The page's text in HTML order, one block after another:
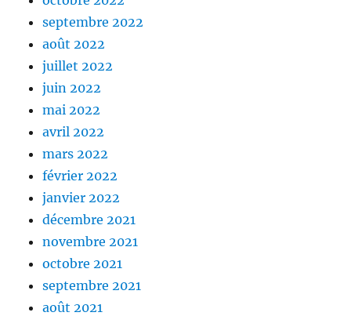
septembre 2022
août 2022
juillet 2022
juin 2022
mai 2022
avril 2022
mars 2022
février 2022
janvier 2022
décembre 2021
novembre 2021
octobre 2021
septembre 2021
août 2021